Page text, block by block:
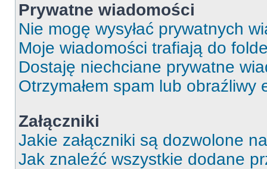
Prywatne wiadomości
Nie mogę wysyłać prywatnych
Moje wiadomości trafiają do
Dostaję niechciane prywatne
Otrzymałem spam lub
Załączniki
Jakie załączniki są dozwolone
Jak znaleźć wszystkie dodane